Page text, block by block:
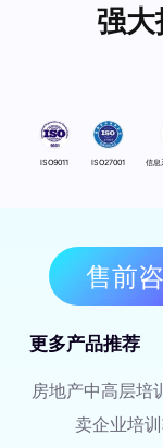
强
ISO9011 ISO27001 信息
售前
更多产品推荐
房地产中高层培
卖企业培